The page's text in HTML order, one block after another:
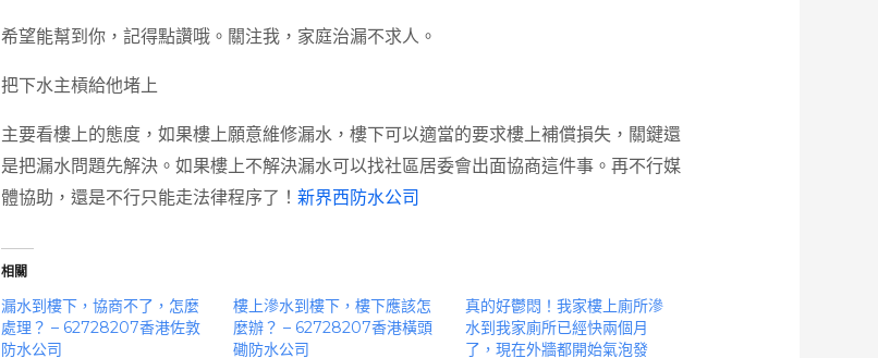
希望能幫到你，記得點讚哦。關注我，家庭治漏不求人。
把下水主槓給他堵上
主要看樓上的態度，如果樓上願意維修漏水，樓下可以適當的要求樓上補償損失，關鍵還
是把漏水問題先解決。如果樓上不解決漏水可以找社區居委會出面協商這件事。再不行媒
體協助，還是不行只能走法律程序了！ 新界西防水公司
相關
漏水到樓下，協商不了，怎麼
處理？ – 62728207香港佐敦
防水公司
樓上滲水到樓下，樓下應該怎
麼辦？ – 62728207香港橫頭
磡防水公司
真的好鬱悶！我家樓上廁所滲
水到我家廁所已經快兩個月
了，現在外牆都開始氣泡發